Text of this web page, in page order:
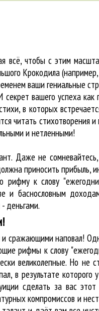
всё, чтобы с этим
Крокодила
ваши гениальные
вашего успеха
в которых
читать
и нетленными!
Даже не
приносить прибыль,
рифму к слову
и баснословным
деньгами.
сражающими наповал!
рифмы к слову
великолепные. Но не
в результате которого
сделать за вас
компромиссов и